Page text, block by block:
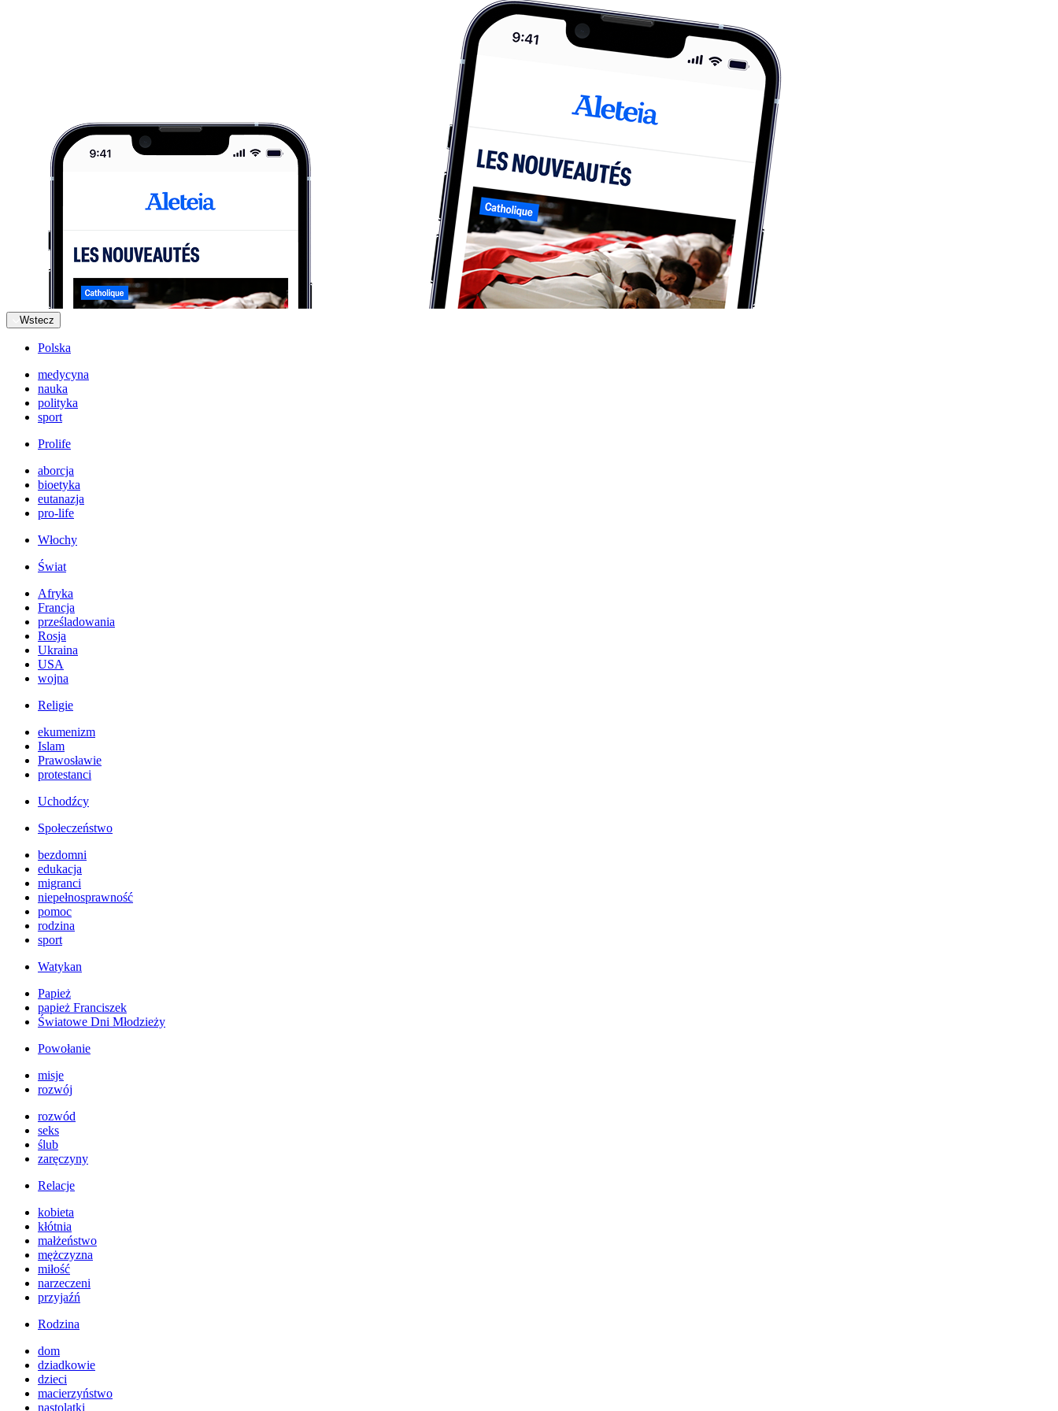
Wstecz
Polska
medycyna
nauka
polityka
sport
Prolife
aborcja
bioetyka
eutanazja
pro-life
Włochy
Świat
Afryka
Francja
prześladowania
Rosja
Ukraina
USA
wojna
Religie
ekumenizm
Islam
Prawosławie
protestanci
Uchodźcy
Społeczeństwo
bezdomni
edukacja
migranci
niepełnosprawność
pomoc
rodzina
sport
Watykan
Papież
papież Franciszek
Światowe Dni Młodzieży
Powołanie
misje
rozwój
rozwód
seks
ślub
zaręczyny
Relacje
kobieta
kłótnia
małżeństwo
mężczyzna
miłość
narzeczeni
przyjaźń
Rodzina
dom
dziadkowie
dzieci
macierzyństwo
nastolatki